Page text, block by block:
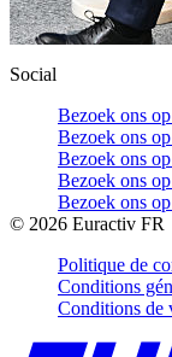
Social
Bezoek ons
Bezoek ons
Bezoek ons
Bezoek ons
Bezoek ons
© 2026 Euractiv FR
Politique de
Conditions
Conditions de